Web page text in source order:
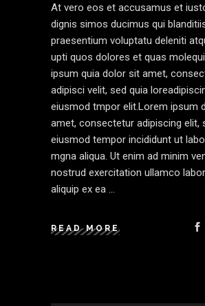
At vero eos et accusamus et
dignis simos ducimus qui
praesentium voluptatu deleniti
upti quos dolores et quas
ipsum quia dolor sit amet,
adipisci velit, sed quia
eiusmod tmpor elit.Lorem ipsum
amet, consectetur adipiscing elit,
eiusmod tempor incididunt ut
mgna aliqua. Ut enim ad minim
nostrud exercitation ullamco
aliquip ex ea
READ MORE